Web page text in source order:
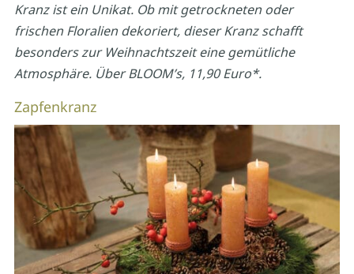
Kranz ist ein Unikat. Ob mit getrockneten oder
frischen Floralien dekoriert, dieser Kranz schafft
besonderszur Weihnachtszeit einegemütliche
Atmosphäre. Über BLOOM’s, 11,90 Euro*.
Zapfenkranz